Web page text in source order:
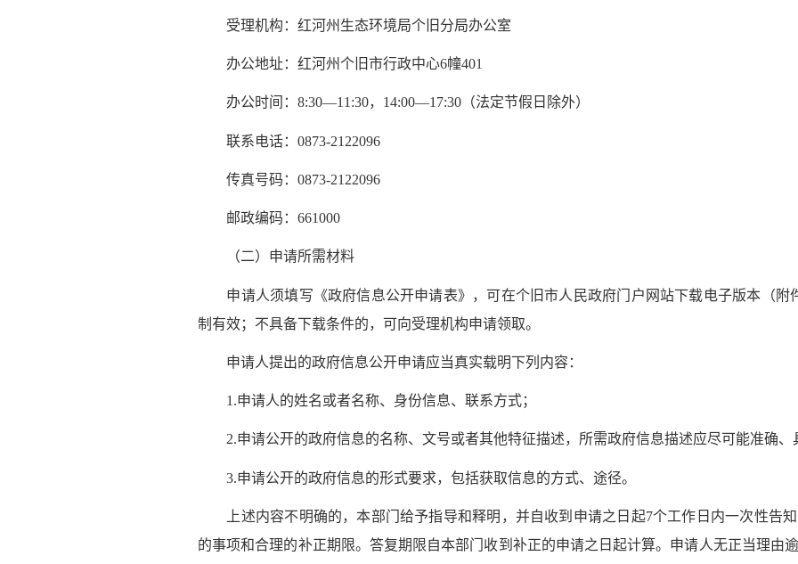
受理机构：红河州生态环境局个旧分局办公室
办公地址：红河州个旧市行政中心6幢401
办公时间：8:30—11:30，14:00—17:30（法定节假日除外）
联系电话：0873-2122096
传真号码：0873-2122096
邮政编码：661000
（二）申请所需材料
申请人须填写《政府信息公开申请表》，可在个旧市人民政府门户网站下载电子版本（附
制有效；不具备下载条件的，可向受理机构申请领取。
申请人提出的政府信息公开申请应当真实载明下列内容：
1.申请人的姓名或者名称、身份信息、联系方式；
2.申请公开的政府信息的名称、文号或者其他特征描述，所需政府信息描述应尽可能准确、
3.申请公开的政府信息的形式要求，包括获取信息的方式、途径。
上述内容不明确的，本部门给予指导和释明，并自收到申请之日起7个工作日内一次性告
的事项和合理的补正期限。答复期限自本部门收到补正的申请之日起计算。申请人无正当理由